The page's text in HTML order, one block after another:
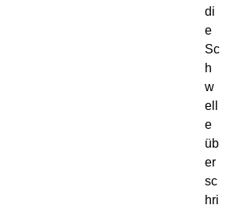
di
e
Sc
h
w
ell
e
üb
er
sc
hri